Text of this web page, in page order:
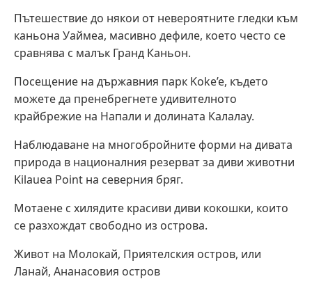
Пътешествие до някои от невероятните гледки към
каньона Уаймеа, масивно дефиле, което често се
сравнява с малък Гранд Каньон.
Посещение на държавния парк Koke’e, където
можете да пренебрегнете удивителното
крайбрежие на Напали и долината Калалау.
Наблюдаване на многобройните форми на дивата
природа в националния резерват за диви животни
Kilauea Point на северния бряг.
Мотаене с хилядите красиви диви кокошки, които
се разхождат свободно из острова.
Живот на Молокай, Приятелския остров, или
Ланай, Ананасовия остров